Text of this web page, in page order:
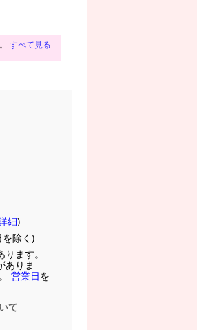
すべて見る
細)
除く)
ます。
ありま
営業日を
て